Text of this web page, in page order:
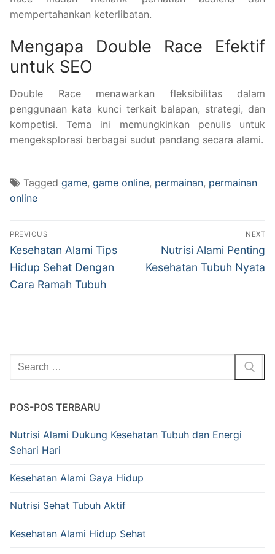
mempertahankan keterlibatan.
Mengapa Double Race Efektif
untuk SEO
Double Race menawarkan fleksibilitas dalam
penggunaan kata kunci terkait balapan, strategi, dan
kompetisi. Tema ini memungkinkan penulis untuk
mengeksplorasi berbagai sudut pandang secara alami.
Tagged game, game online, permainan, permainan
online
Navigasi
pos
PREVIOUS
Previous
post:
Kesehatan Alami Tips
Hidup Sehat Dengan
Cara Ramah Tubuh
NEXT
Next
post:
Nutrisi Alami Penting
Kesehatan Tubuh Nyata
Cari:
POS-POS TERBARU
Nutrisi Alami Dukung Kesehatan Tubuh dan Energi
Sehari Hari
Kesehatan Alami Gaya Hidup
Nutrisi Sehat Tubuh Aktif
Kesehatan Alami Hidup Sehat